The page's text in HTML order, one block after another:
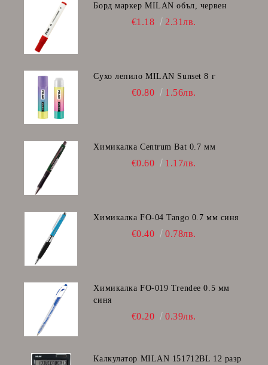
Борд маркер MILAN объл, червен
€1.18 2.31лв.
Сухо лепило MILAN Sunset 8 г
€0.80 1.56лв.
Химикалка Centrum Bat 0.7 мм
€0.60 1.17лв.
Химикалка FO-04 Tango 0.7 мм синя
€0.40 0.78лв.
Химикалка FO-019 Trendee 0.5 мм
синя
€0.20 0.39лв.
Калкулатор MILAN 151712BL 12 разр